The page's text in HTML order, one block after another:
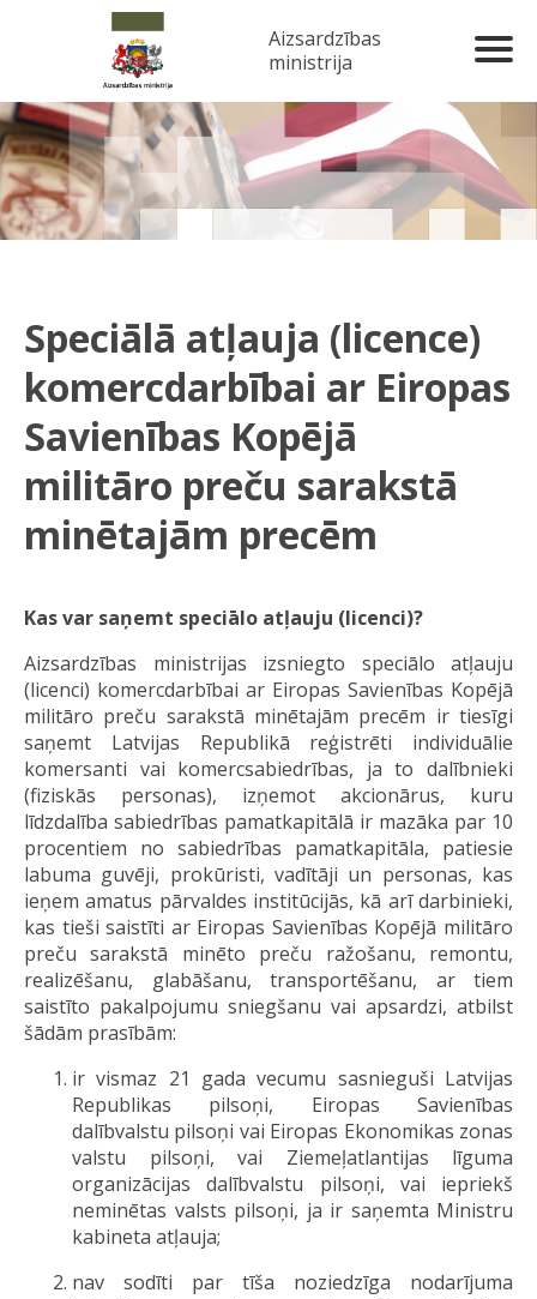
Aizsardzības
ministrija
Speciālā atļauja (licence)
komercdarbībai ar Eiropas
Savienības Kopējā
militāro preču sarakstā
minētajām precēm
Kas var saņemt speciālo atļauju (licenci)?
Aizsardzības ministrijas izsniegto speciālo atļauju
(licenci) komercdarbībai ar Eiropas Savienības Kopējā
militāro preču sarakstā minētajām precēm ir tiesīgi
saņemt Latvijas Republikā reģistrēti individuālie
komersanti vai komercsabiedrības, ja to dalībnieki
(fiziskās personas), izņemot akcionārus, kuru
līdzdalība sabiedrības pamatkapitālā ir mazāka par 10
procentiem no sabiedrības pamatkapitāla, patiesie
labuma guvēji, prokūristi, vadītāji un personas, kas
ieņem amatus pārvaldes institūcijās, kā arī darbinieki,
kas tieši saistīti ar Eiropas Savienības Kopējā militāro
preču sarakstā minēto preču ražošanu, remontu,
realizēšanu, glabāšanu, transportēšanu, ar tiem
saistīto pakalpojumu sniegšanu vai apsardzi, atbilst
šādām prasībām:
ir vismaz 21 gada vecumu sasnieguši Latvijas
Republikas pilsoņi, Eiropas Savienības
dalībvalstu pilsoņi vai Eiropas Ekonomikas zonas
valstu pilsoņi, vai Ziemeļatlantijas līguma
organizācijas dalībvalstu pilsoņi, vai iepriekš
neminētas valsts pilsoņi, ja ir saņemta Ministru
kabineta atļauja;
nav sodīti par tīša noziedzīga nodarījuma